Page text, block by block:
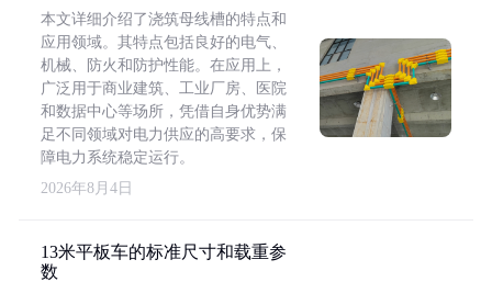
本文详细介绍了浇筑母线槽的特点和
应用领域。其特点包括良好的电气、
机械、防火和防护性能。在应用上，
广泛用于商业建筑、工业厂房、医院
和数据中心等场所，凭借自身优势满
足不同领域对电力供应的高要求，保
障电力系统稳定运行。
2026年8月4日
13米平板车的标准尺寸和载重参
数